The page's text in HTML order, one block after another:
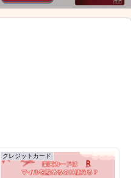
クレジットカード